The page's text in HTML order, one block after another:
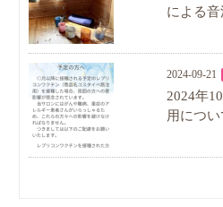
による音
2024-09-21
2024年
用につい